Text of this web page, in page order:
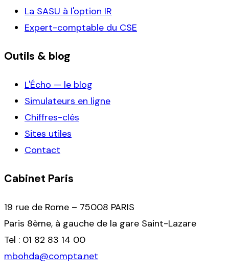
La SASU à l'option IR
Expert-comptable du CSE
Outils & blog
L'Écho — le blog
Simulateurs en ligne
Chiffres-clés
Sites utiles
Contact
Cabinet Paris
19 rue de Rome – 75008 PARIS
Paris 8ème, à gauche de la gare Saint-Lazare
Tel : 01 82 83 14 00
mbohda@compta.net